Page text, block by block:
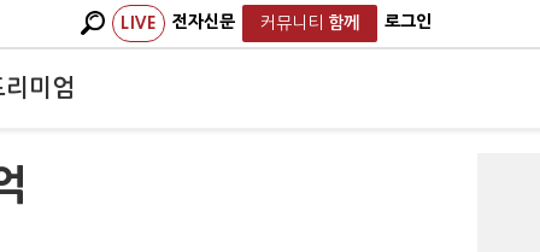
LIVE 전자신문 커뮤니티 함께 로그인
리미엄